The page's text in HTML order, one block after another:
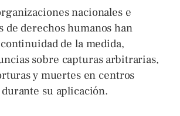
nacionales e
de derechos humanos han
de la medida,
sobre capturas arbitrarias,
y muertes en centros
su aplicación.